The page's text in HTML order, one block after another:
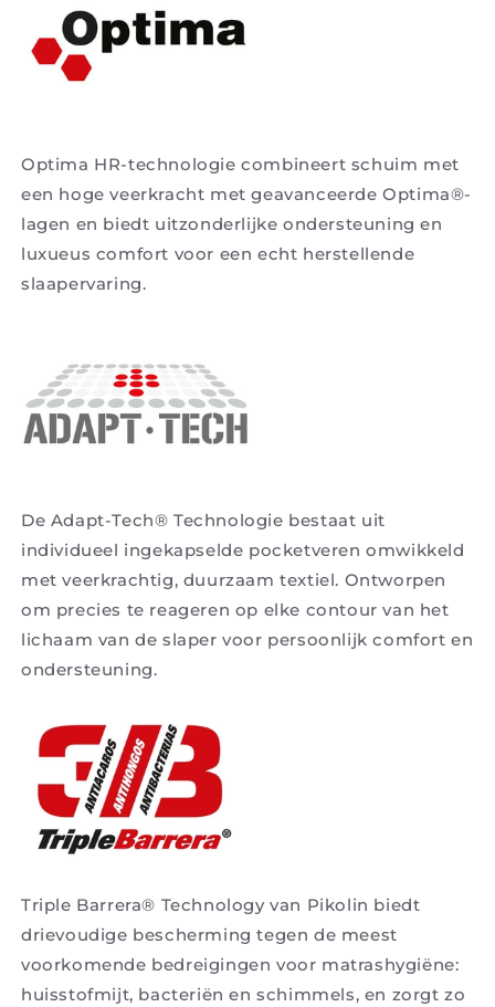
Optima HR-technologie combineert schuim met
een hoge veerkracht met geavanceerde Optima®-
lagen en biedt uitzonderlijke ondersteuning en
luxueus comfort voor een echt herstellende
slaapervaring.
De Adapt-Tech® Technologie bestaat uit
individueel ingekapselde pocketveren omwikkeld
met veerkrachtig, duurzaam textiel. Ontworpen
om precies te reageren op elke contour van het
lichaam van de slaper voor persoonlijk comfort en
ondersteuning.
Triple Barrera® Technology van Pikolin biedt
drievoudige bescherming tegen de meest
voorkomende bedreigingen voor matrashygiëne:
huisstofmijt, bacteriën en schimmels, en zorgt zo